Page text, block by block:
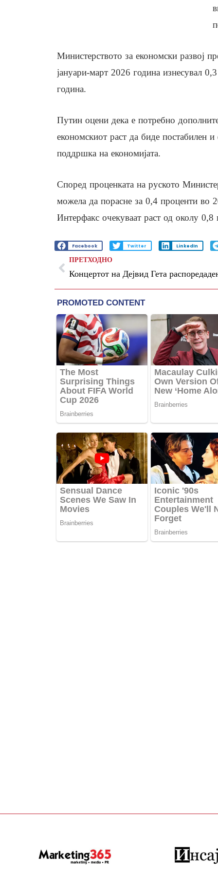
Министерството за економски развој
јануари-март 2026 година изнесувал
година.
Путин оцени дека е потребно
економскиот раст да биде постабилен
поддршка на економијата.
Според проценката на руското
можела да порасне за 0,4 проценти во
Интерфакс очекуваат раст од околу 0,8
Facebook Twitter LinkedIn
ПРЕТХОДНО